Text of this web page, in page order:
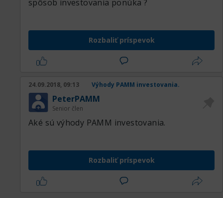
spôsob investovania ponúka ?
Rozbaliť príspevok
24.09.2018, 09:13 Výhody PAMM investovania.
PeterPAMM
Senior člen
Aké sú výhody PAMM investovania.
Rozbaliť príspevok